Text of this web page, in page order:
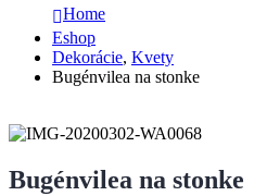
Home
Eshop
Dekorácie, Kvety
Bugénvilea na stonke
Bugénvilea na stonke